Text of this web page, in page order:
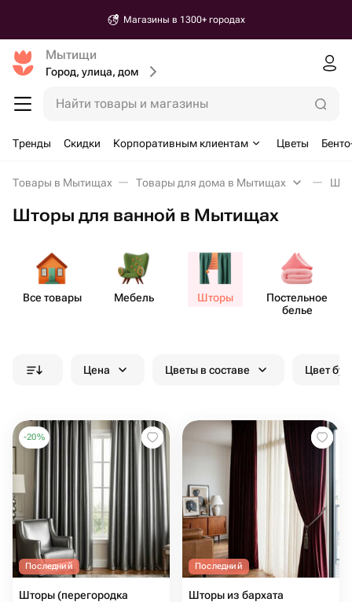
Магазины в 1300+ городах
Мытищи
Город, улица, дом
Найти товары и магазины
Тренды Скидки Корпоративным клиентам Цветы
Товары в Мытищах Товары для дома в Мытищах
Шторы для ванной в Мытищах
Все товары Мебель Шторы
Пост​ельное
белье
Цена Цветы в составе Цвет
-20%
Последний
Шторы (перегородка
Последний
Шторы из бархата